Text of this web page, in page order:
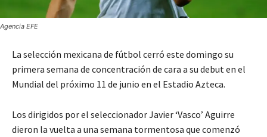
Agencia EFE
La selección mexicana de fútbol cerró este domingo su
primera semana de concentración de cara a su debut en el
Mundial del próximo 11 de junio en el Estadio Azteca.
Los dirigidos por el seleccionador Javier ‘Vasco’ Aguirre
dieron la vuelta a una semana tormentosa que comenzó